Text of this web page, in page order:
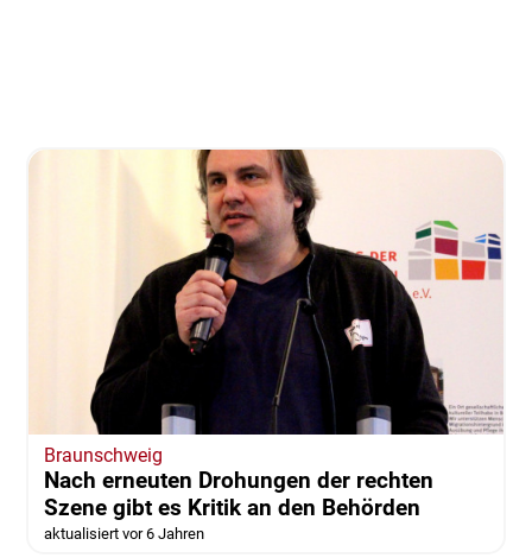
Braunschweig
Nach erneuten Drohungen der rechten
Szene gibt es Kritik an den Behörden
aktualisiert vor 6 Jahren